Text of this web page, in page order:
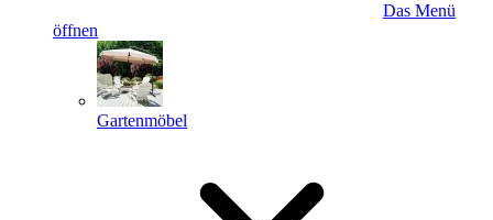
Das Menü
öffnen
Gartenmöbel